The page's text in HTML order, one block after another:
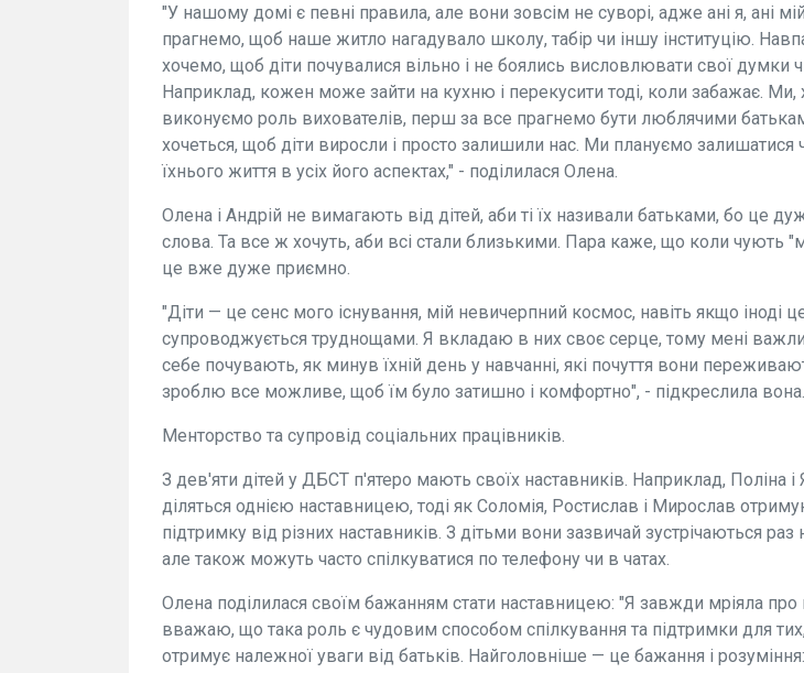
"У нашому домі є певні правила, але вони зовсім не суворі, адже ані я, ані
прагнемо, щоб наше житло нагадувало школу, табір чи іншу інституцію.
хочемо, щоб діти почувалися вільно і не боялись висловлювати свої думки
Наприклад, кожен може зайти на кухню і перекусити тоді, коли забажає. Ми,
виконуємо роль вихователів, перш за все прагнемо бути люблячими
хочеться, щоб діти виросли і просто залишили нас. Ми плануємо залишатися
їхнього життя в усіх його аспектах," - поділилася Олена.
Олена і Андрій не вимагають від дітей, аби ті їх називали батьками, бо це
слова. Та все ж хочуть, аби всі стали близькими. Пара каже, що коли чують
це вже дуже приємно.
"Діти — це сенс мого існування, мій невичерпний космос, навіть якщо іноді
супроводжується труднощами. Я вкладаю в них своє серце, тому мені
себе почувають, як минув їхній день у навчанні, які почуття вони
зроблю все можливе, щоб їм було затишно і комфортно", - підкреслила вона.
Менторство та супровід соціальних працівників.
З дев'яти дітей у ДБСТ п'ятеро мають своїх наставників. Наприклад, Поліна і
діляться однією наставницею, тоді як Соломія, Ростислав і Мирослав
підтримку від різних наставників. З дітьми вони зазвичай зустрічаються
але також можуть часто спілкуватися по телефону чи в чатах.
Олена поділилася своїм бажанням стати наставницею: "Я завжди мріяла
вважаю, що така роль є чудовим способом спілкування та підтримки для
отримує належної уваги від батьків. Найголовніше — це бажання і